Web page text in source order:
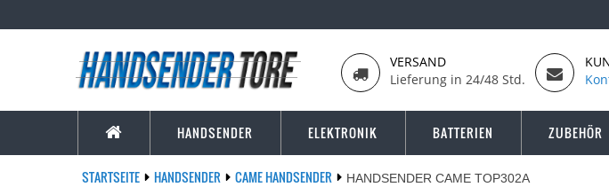
VERSAND
Lieferung in 24/48 Std.
HANDSENDER ELEKTRONIK BATTERIEN ZUBEHÖR
STARTSEITE HANDSENDER CAME HANDSENDER HANDSENDER CAME TOP302A